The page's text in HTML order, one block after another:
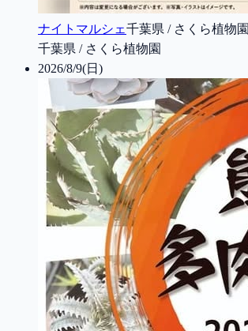
ナイトマルシェ千葉県 / さくら植物園
千葉県 / さくら植物園
2026/8/9(日)